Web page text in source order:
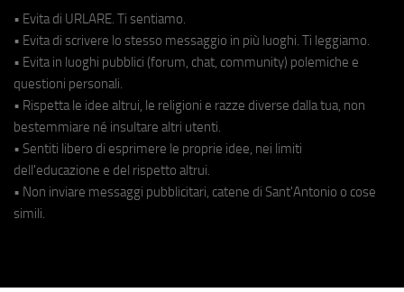
• Evita di URLARE. Ti sentiamo.
• Evita di scrivere lo stesso messaggio in più luoghi. Ti leggiamo.
• Evita in luoghi pubblici (forum, chat, community) polemiche e
questioni personali.
• Rispetta le idee altrui, le religioni e razze diverse dalla tua, non
bestemmiare né insultare altri utenti.
• Sentiti libero di esprimere le proprie idee, nei limiti
dell'educazione e del rispetto altrui.
• Non inviare messaggi pubblicitari, catene di Sant'Antonio o cose
simili.